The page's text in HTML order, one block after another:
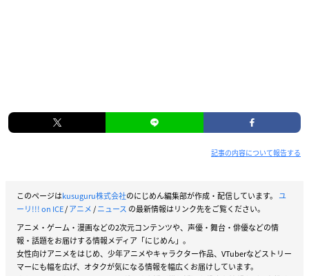
記事の内容について報告する
このページはkusuguru株式会社のにじめん編集部が作成・配信しています。 ユ
ーリ!!! on ICE/アニメ/ニュース の最新情報はリンク先をご覧ください。
アニメ・ゲーム・漫画などの2次元コンテンツや、声優・舞台・俳優などの情
報・話題をお届けする情報メディア「にじめん」。
女性向けアニメをはじめ、少年アニメやキャラクター作品、VTuberなどストリー
マーにも幅を広げ、オタクが気になる情報を幅広くお届けしています。